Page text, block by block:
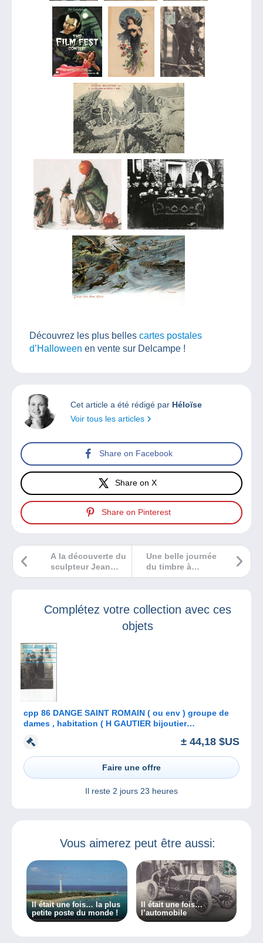
Découvrez les plus belles cartes postales
d’Halloween en vente sur Delcampe !
Cet article a été rédigé par Héloïse
Voir tous les articles
Share on Facebook
Share on X
Share on Pinterest
Une belle journée
du timbre à
Lausanne le 2
A la découverte du
sculpteur Jean
Mich
Complétez votre collection avec ces
objets
cpp 86 DANGE SAINT ROMAIN ( ou env ) groupe de
dames , habitation ( H GAUTIER bijoutier
± 44,18 $US
Faire une offre
Il reste 2 jours 23 heures
Vous aimerez peut être aussi:
Il était une fois… la plus
petite poste du monde !
Il était une fois…
l’automobile